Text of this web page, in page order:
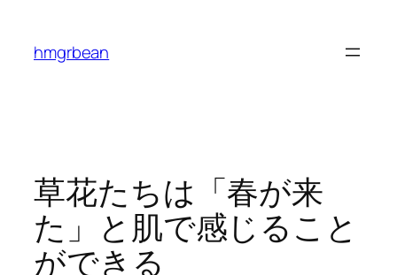
hmgrbean
草花たちは「春が来
た」と肌で感じること
ができる